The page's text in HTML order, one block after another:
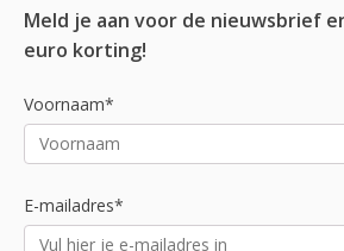
Meld je aan voor de nieuwsbrief
euro korting!
Voornaam*
E-mailadres*